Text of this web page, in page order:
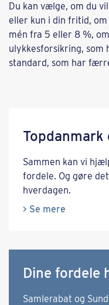
Du kan vælge, om du
eller kun i din fritid,
mén fra 5 eller 8 %,
ulykkesforsikring, som
standard, som har
Sammen kan vi
fordele. Og gøre
hverdagen.
> Se mere
Dine fordele
Samlerabat og